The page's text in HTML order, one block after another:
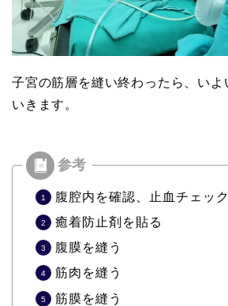
子宮の筋層を縫い終わったら、いよ
いきます。
腹腔内を確認、止血チェック
癒着防止剤を貼る
腹膜を縫う
筋肉を縫う
筋膜を縫う